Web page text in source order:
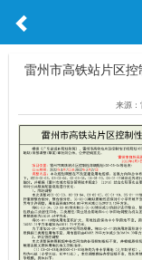
雷州市高铁站片区
来源：